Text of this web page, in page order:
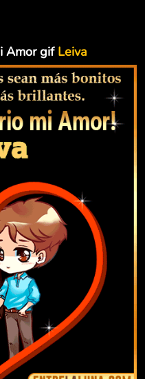
Amor gif Leiva